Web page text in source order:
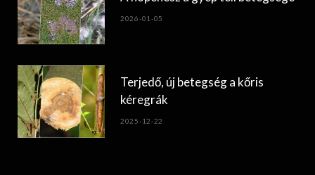
2026-01-05
Terjedő, új betegség a kőris
kéregrák
2025-12-22